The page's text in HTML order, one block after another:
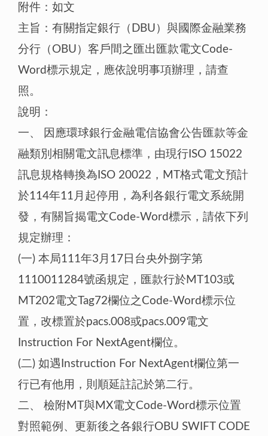
附件：如文
主旨：有關指定銀行（DBU）與國際金融業務
分行（OBU）客戶間之匯出匯款電文Code-
Word標示規定，應依說明事項辦理，請查
照。
說明：
一、 因應環球銀行金融電信協會公告匯款等金
融類別相關電文訊息標準，由現行ISO 15022
訊息規格轉換為ISO 20022，MT格式電文預計
於114年11月起停用，為利各銀行電文系統開
發，有關旨揭電文Code-Word標示，請依下列
規定辦理：
(一) 本局111年3月17日台央外捌字第
1110011284號函規定，匯款行於MT103或
MT202電文Tag72欄位之Code-Word標示位
置，改標置於pacs.008或pacs.009電文
Instruction For NextAgent欄位。
(二) 如遇Instruction For NextAgent欄位第一
行已有他用，則順延註記於第二行。
二、 檢附MT與MX電文Code-Word標示位置
對照範例、更新後之各銀行OBU SWIFT CODE